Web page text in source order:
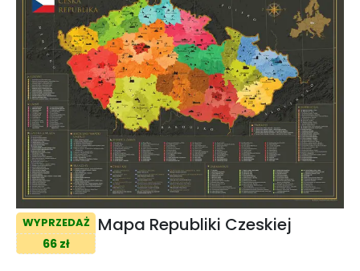
WYPRZEDAŻ
66 zł
Mapa Republiki Czeskiej